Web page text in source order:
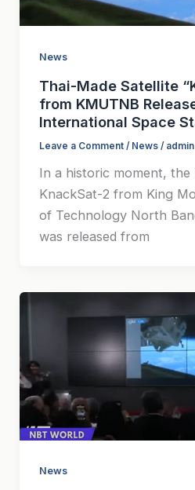
News
Thai-Made Satellite
from KMUTNB
International Space
Leave a Comment / News/ admin
In a historic moment, the
KnackSat-2 from King
of Technology North
was released from
News